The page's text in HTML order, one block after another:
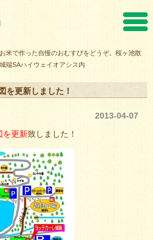
米で作った自慢のおむすびをどうぞ。桜ヶ池散
端SAハイウェイオアシス内
を更新しました！
2013-04-07
を更新致しました！